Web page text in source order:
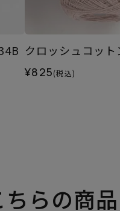
クロッシュコッ
¥825(税込)
らの商